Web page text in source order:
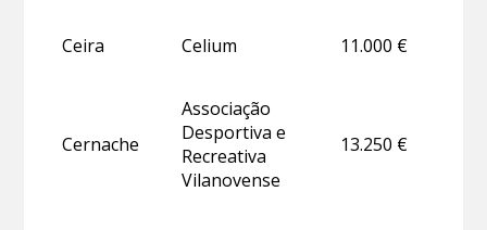
Ceira Celium 11.000 €
Cernache
Associação
Desportiva e
Recreativa
Vilanovense
13.250 €